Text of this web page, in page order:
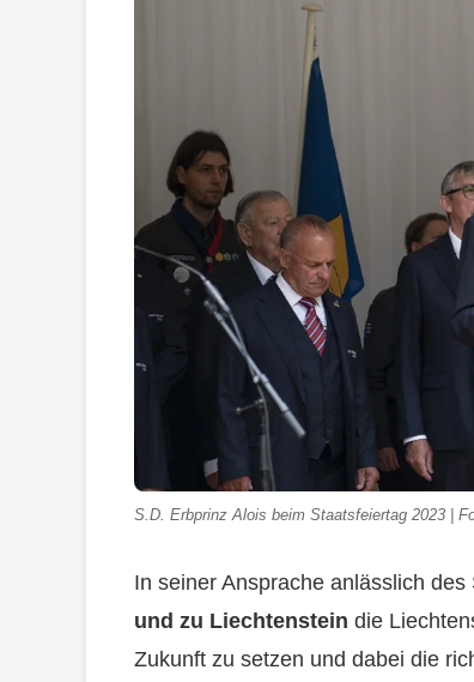
S.D. Erbprinz Alois beim Staatsfeiertag 2023 |
In seiner Ansprache anlässlich
und zu Liechtenstein die
Zukunft zu setzen und dabei die